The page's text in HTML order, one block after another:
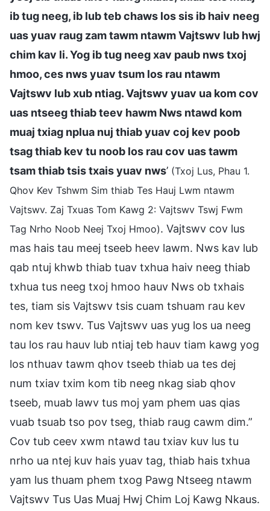
ib tug neeg, ib lub teb chaws los sis ib haiv neeg
uas yuav raug zam tawm ntawm Vajtswv lub hwj
chim kav li. Yog ib tug neeg xav paub nws txoj
hmoo, ces nws yuav tsum los rau ntawm
Vajtswv lub xub ntiag. Vajtswv yuav ua kom cov
uas ntseeg thiab teev hawm Nws ntawd kom
muaj txiag nplua nuj thiab yuav coj kev poob
tsag thiab kev tu noob los rau cov uas tawm
tsam thiab tsis txais yuav nws’ (Txoj Lus, Phau 1.
Qhov Kev Tshwm Sim thiab Tes Hauj Lwm ntawm
Vajtswv. Zaj Txuas Tom Kawg 2: Vajtswv Tswj Fwm
Tag Nrho Noob Neej Txoj Hmoo). Vajtswv cov lus
mas hais tau meej tseeb heev lawm. Nws kav lub
qab ntuj khwb thiab tuav txhua haiv neeg thiab
txhua tus neeg txoj hmoo hauv Nws ob txhais
tes, tiam sis Vajtswv tsis cuam tshuam rau kev
nom kev tswv. Tus Vajtswv uas yug los ua neeg
tau los rau hauv lub ntiaj teb hauv tiam kawg yog
los nthuav tawm qhov tseeb thiab ua tes dej
num txiav txim kom tib neeg nkag siab qhov
tseeb, muab lawv tus moj yam phem uas qias
vuab tsuab tso pov tseg, thiab raug cawm dim.”
Cov tub ceev xwm ntawd tau txiav kuv lus tu
nrho ua ntej kuv hais yuav tag, thiab hais txhua
yam lus thuam phem txog Pawg Ntseeg ntawm
Vajtswv Tus Uas Muaj Hwj Chim Loj Kawg Nkaus.